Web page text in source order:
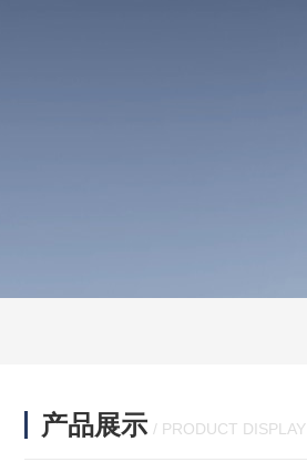
产品展示 / PRODUCT DISPLAY